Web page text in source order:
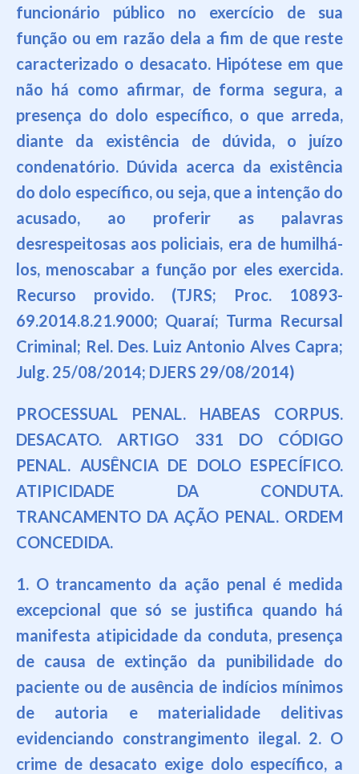
funcionário público no exercício de sua
função ou em razão dela a fim de que reste
caracterizado o desacato. Hipótese em que
não há como afirmar, de forma segura, a
presença do dolo específico, o que arreda,
diante da existência de dúvida, o juízo
condenatório. Dúvida acerca da existência
do dolo específico, ou seja, que a intenção do
acusado, ao proferir as palavras
desrespeitosas aos policiais, era de humilhá-
los, menoscabar a função por eles exercida.
Recurso provido. (TJRS; Proc. 10893-
69.2014.8.21.9000; Quaraí; Turma Recursal
Criminal; Rel. Des. Luiz Antonio Alves Capra;
Julg. 25/08/2014; DJERS 29/08/2014)
PROCESSUAL PENAL. HABEAS CORPUS.
DESACATO. ARTIGO 331 DO CÓDIGO
PENAL. AUSÊNCIA DE DOLO ESPECÍFICO.
ATIPICIDADE DA CONDUTA.
TRANCAMENTO DA AÇÃO PENAL. ORDEM
CONCEDIDA.
1. O trancamento da ação penal é medida
excepcional que só se justifica quando há
manifesta atipicidade da conduta, presença
de causa de extinção da punibilidade do
paciente ou de ausência de indícios mínimos
de autoria e materialidade delitivas
evidenciando constrangimento ilegal. 2. O
crime de desacato exige dolo específico, a